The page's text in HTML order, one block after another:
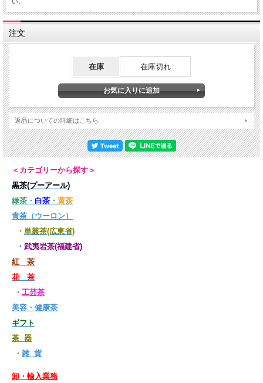
注文
在庫 在庫切れ
返品についての詳細はこちら
＜カテゴリーから探す＞
黒茶(プーアール)
緑茶 ・ 白茶 ・ 黄茶
青茶（ウーロン）
・ 単叢茶(広東省)
・ 武夷岩茶(福建省)
紅 茶
花 茶
・ 工芸茶
美容・健康茶
ギフト
茶 器
・ 雑 貨
卸・輸入業務